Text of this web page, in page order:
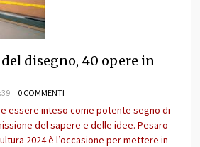
disegno, 40 opere in
0 COMMENTI
essere inteso come potente segno di
del sapere e delle idee. Pesaro
2024 è l’occasione per mettere in